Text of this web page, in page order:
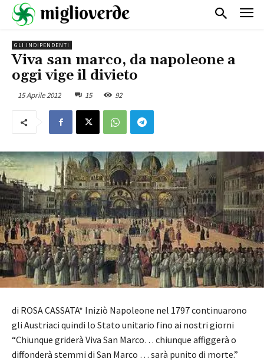
GLI INDIPENDENTI
Viva san marco, da napoleone a
oggi vige il divieto
15 Aprile 2012 15 92
di ROSA CASSATA* Iniziò Napoleone nel 1797 continuarono
gli Austriaci quindi lo Stato unitario fino ai nostri giorni
“Chiunque griderà Viva San Marco… chiunque affiggerà o
diffonderà stemmi di San Marco … sarà punito di morte.”